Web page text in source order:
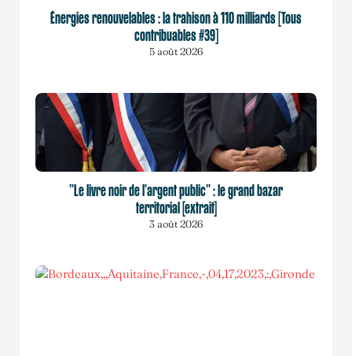
Énergies renouvelables : la trahison à 110 milliards [Tous
contribuables #39]
5 août 2026
"Le livre noir de l'argent public" : le grand bazar
territorial [extrait]
3 août 2026